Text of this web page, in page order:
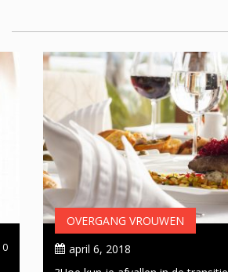
OVERGANG VROUWEN
april 6, 2018
0